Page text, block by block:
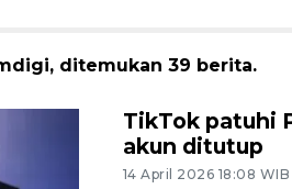
ditemukan 39 berita.
TikTok patuhi
akun ditutup
14 April 2026 18:08 WIB